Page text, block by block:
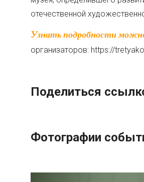
отечественной
Узнать подробности можно на сайте
организаторов: https://
Поделиться
Фотографии